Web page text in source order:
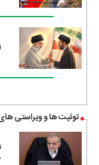
توئیت ها و ویراستی